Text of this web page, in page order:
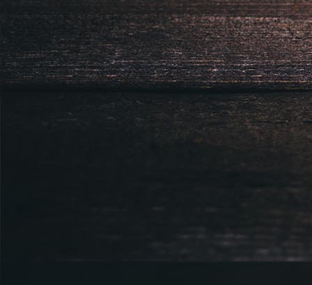
Městský soud v Praze spisová
Sídlem: Zbraslavská 55/5a, Praha 5